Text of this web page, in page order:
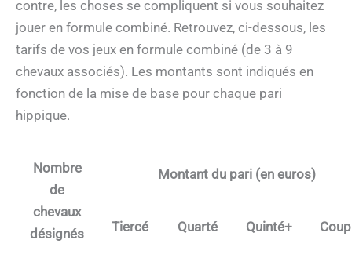
contre, les choses se compliquent si vous souhaitez
jouer en formule combiné. Retrouvez, ci-dessous, les
tarifs de vos jeux en formule combiné (de 3 à 9
chevaux associés). Les montants sont indiqués en
fonction de la mise de base pour chaque pari
hippique.
Nombre
de
chevaux
désignés
Montant du pari (en euros)
Tiercé Quarté Quinté+